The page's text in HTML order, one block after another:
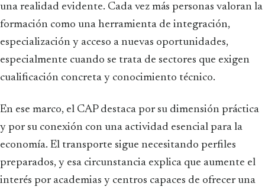
una realidad evidente. Cada vez más personas valoran la
formación como una herramienta de integración,
especialización y acceso a nuevas oportunidades,
especialmente cuando se trata de sectores que exigen
cualificación concreta y conocimiento técnico.
En ese marco, el CAP destaca por su dimensión práctica
y por su conexión con una actividad esencial para la
economía. El transporte sigue necesitando perfiles
preparados, y esa circunstancia explica que aumente el
interés por academias y centros capaces de ofrecer una